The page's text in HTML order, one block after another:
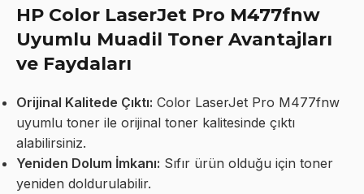
HP Color LaserJet Pro M477fnw
Uyumlu Muadil Toner Avantajları
ve Faydaları
Orijinal Kalitede Çıktı: Color LaserJet Pro M477fnw
uyumlu toner ile orijinal toner kalitesinde çıktı
alabilirsiniz.
Yeniden Dolum İmkanı: Sıfır ürün olduğu için toner
yeniden doldurulabilir.